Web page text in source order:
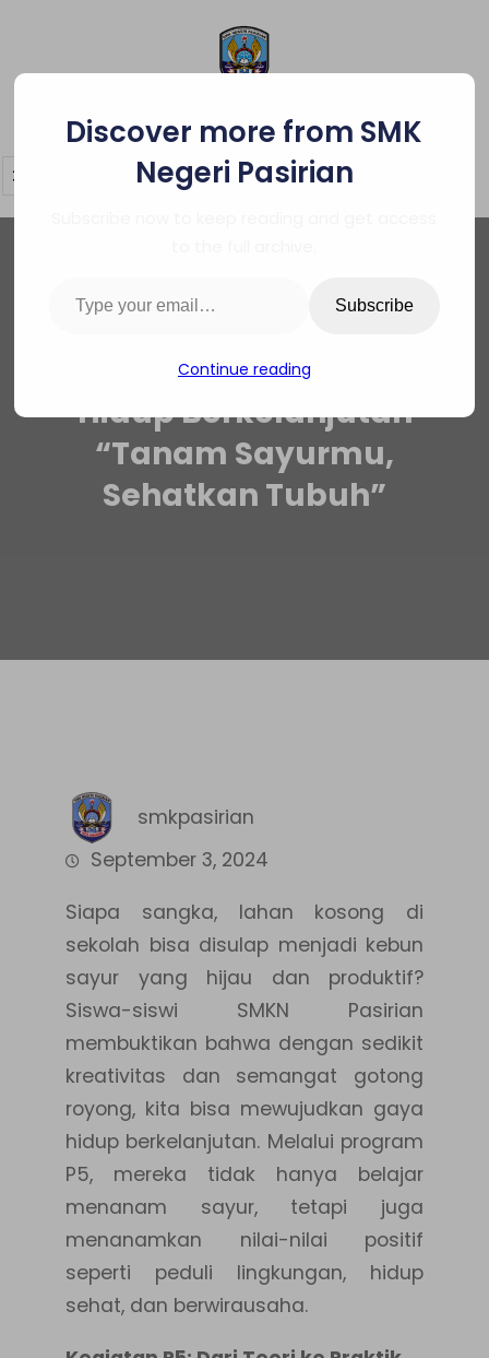
content
SMK Negeri Pasirian
Penerapan P5 Tema Gaya
Hidup Berkelanjutan
“Tanam Sayurmu,
Sehatkan Tubuh”
smkpasirian
September 3, 2024
Siapa sangka, lahan kosong di
sekolah bisa disulap menjadi kebun
sayur yang hijau dan produktif?
Siswa-siswi SMKN Pasirian
membuktikan bahwa dengan sedikit
kreativitas dan semangat gotong
royong, kita bisa mewujudkan gaya
hidup berkelanjutan. Melalui program
P5, mereka tidak hanya belajar
menanam sayur, tetapi juga
menanamkan nilai-nilai positif
seperti peduli lingkungan, hidup
sehat, dan berwirausaha.
Discover more from SMK
Negeri Pasirian
Subscribe
Continue reading